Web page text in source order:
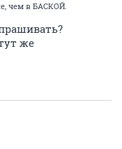
чем в БАСКОЙ.
же